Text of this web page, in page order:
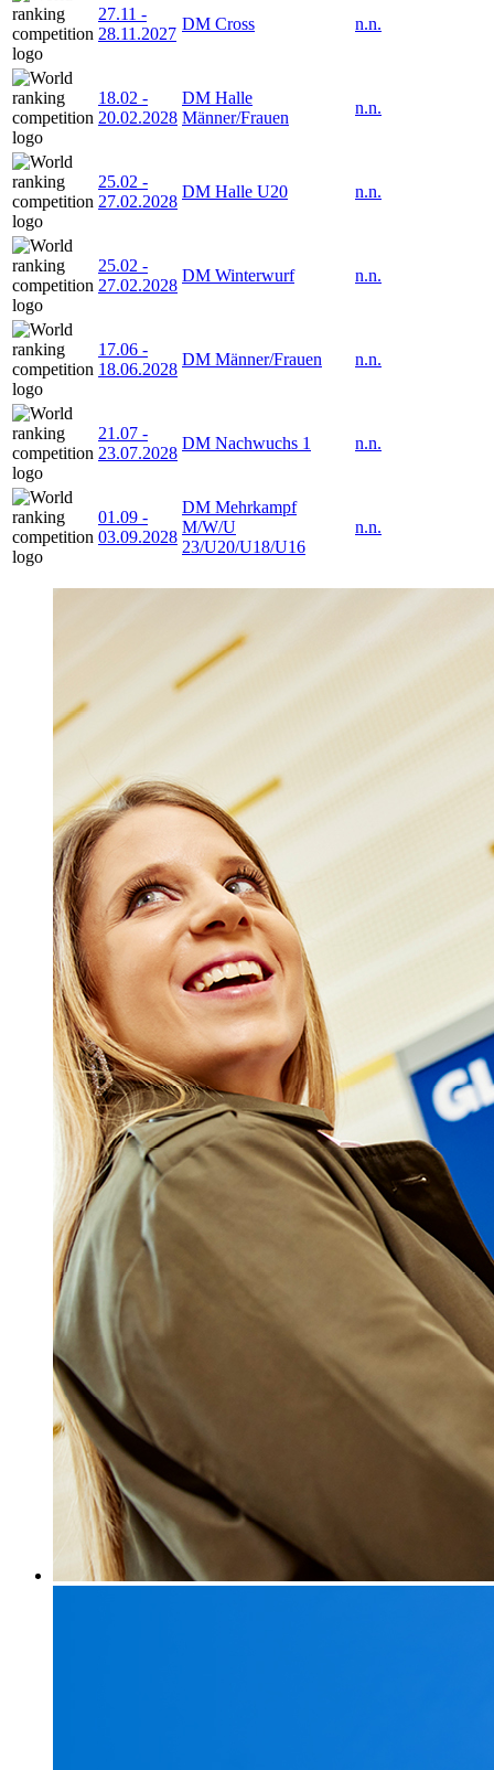
27.11 -
28.11.2027
DM Cross n.n.
18.02 -
20.02.2028
DM Halle
Männer/Frauen
n.n.
25.02 -
27.02.2028
DM Halle U20 n.n.
25.02 -
27.02.2028
DM Winterwurf n.n.
17.06 -
18.06.2028
DM Männer/Frauen n.n.
21.07 -
23.07.2028
DM Nachwuchs 1 n.n.
01.09 -
03.09.2028
DM Mehrkampf
M/W/U
23/U20/U18/U16
n.n.